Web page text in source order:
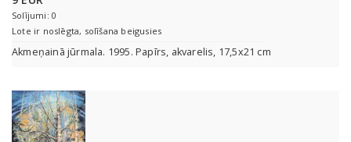
Solījumi: 0
Lote ir noslēgta, solīšana beigusies
Akmeņainā jūrmala. 1995. Papīrs, akvarelis, 17,5x21 cm